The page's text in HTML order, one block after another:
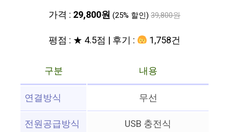
가격 : 29,800원 (25% 할인) 39,800원
평점 : ★ 4.5점 | 후기 : 1,758건
구분
내용
연결방식
무선
전원공급방식
USB 충전식